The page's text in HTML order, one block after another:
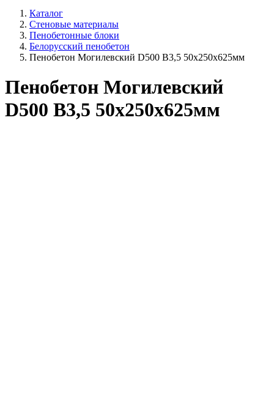
Каталог
Стеновые материалы
Пенобетонные блоки
Белорусский пенобетон
Пенобетон Могилевский D500 В3,5 50х250х625мм
Пенобетон Могилевский
D500 В3,5 50х250х625мм